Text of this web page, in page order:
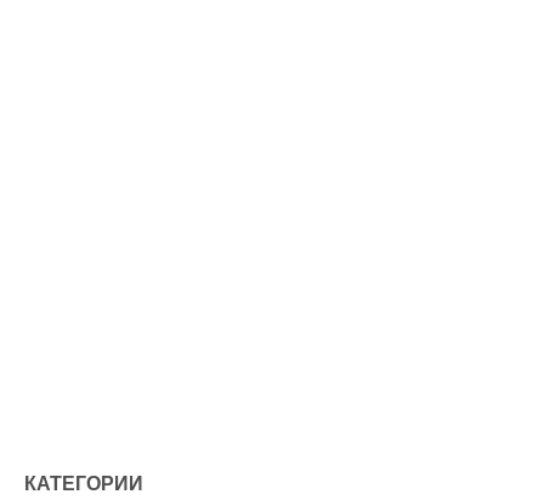
КАТЕГОРИИ